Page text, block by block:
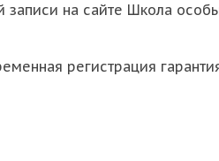
на сайте Школа
регистрация